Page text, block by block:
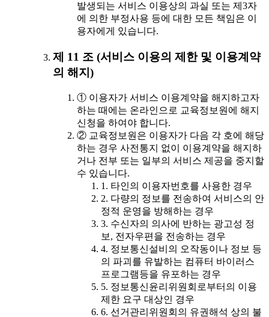
발생되는 서비스 이용상의 과실 또는 제3자
에 의한 부정사용 등에 대한 모든 책임은 이
용자에게 있습니다.
제 11 조 (서비스 이용의 제한 및 이용계약
의 해지)
① 이용자가 서비스 이용계약을 해지하고자
하는 때에는 온라인으로 교육정보원에 해지
신청을 하여야 합니다.
② 교육정보원은 이용자가 다음 각 호에 해당
하는 경우 사전통지 없이 이용계약을 해지하
거나 전부 또는 일부의 서비스 제공을 중지할
수 있습니다.
1. 타인의 이용자번호를 사용한 경우
2. 다량의 정보를 전송하여 서비스의 안
정적 운영을 방해하는 경우
3. 수신자의 의사에 반하는 광고성 정
보, 전자우편을 전송하는 경우
4. 정보통신설비의 오작동이나 정보 등
의 파괴를 유발하는 컴퓨터 바이러스
프로그램등을 유포하는 경우
5. 정보통신윤리위원회로부터의 이용
제한 요구 대상인 경우
6. 선거관리위원회의 유권해석 상의 불